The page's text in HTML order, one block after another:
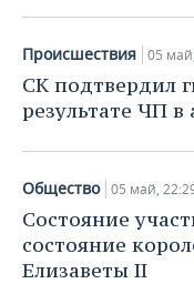
ТАТАРСТАНА
НЕФТЕХИМИЯ
НЕФТЬ
ОПК
ЭНЕРГЕТИКА
РОЗНИЧНАЯ
УСЛУГИ
НОВОСТИ
МЕДИА
МЕРОПРИЯТИЯ
ВЫЕЗДНАЯ
БИЗНЕС-БРАНЧИ
НОВОСТИ СПОРТА
ФУТБОЛ
ОБЩЕСТВО
НОВОСТИ
ФОТОГАЛЕРЕЯ
Происшествия 05
СК подтвердил
результате ЧП
Общество 05 май,
Состояние
состояние
Елизаветы II